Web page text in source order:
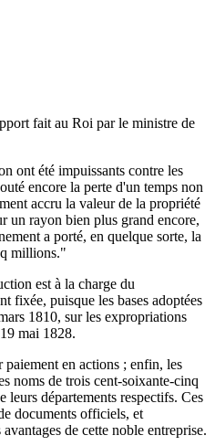
fait au Roi par le ministre de
ont été impuissants contre les
encore la perte d'un temps non
accru la valeur de la propriété
un rayon bien plus grand encore,
a porté, en quelque sorte, la
millions."
est à la charge du
fixée, puisque les bases adoptées
1810, sur les expropriations
mai 1828.
en actions ; enfin, les
noms de trois cent-soixante-cinq
départements respectifs. Ces
documents officiels, et
de cette noble entreprise.